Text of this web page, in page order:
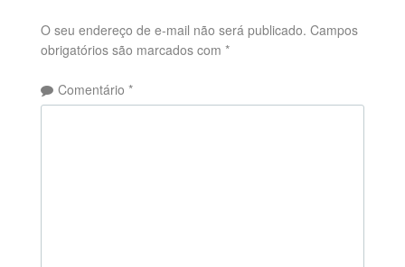
O seu endereço de e-mail não será publicado. Campos
obrigatórios são marcados com *
Comentário *